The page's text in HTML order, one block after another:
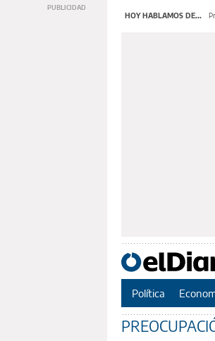
HOY HABLAMOS DE...
Política